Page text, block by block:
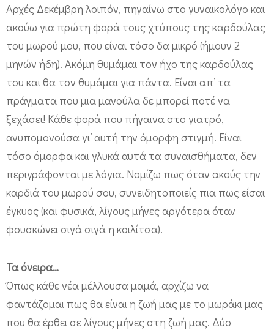
ή
ν
ε
ς
τ
ώ
ρ
…
Αρχές Δεκέμβρη λοιπόν, πηγαίνω στο γυναικολόγο και
ακούω για πρώτη φορά τους χτύπους της καρδούλας
του μωρού μου, που είναι τόσο δα μικρό (ήμουν 2
μηνών ήδη). Ακόμη θυμάμαι τον ήχο της καρδούλας
του και θα τον θυμάμαι για πάντα. Είναι απ’ τα
πράγματα που μια μανούλα δε μπορεί ποτέ να
ξεχάσει! Κάθε φορά που πήγαινα στο γιατρό,
ανυπομονούσα γι’ αυτή την όμορφη στιγμή. Είναι
τόσο όμορφα και γλυκά αυτά τα συναισθήματα, δεν
περιγράφονται με λόγια. Νομίζω πως όταν ακούς την
καρδιά του μωρού σου, συνειδητοποιείς πια πως είσαι
έγκυος (και φυσικά, λίγους μήνες αργότερα όταν
φουσκώνει σιγά σιγά η κοιλίτσα).
Τα όνειρα…
Όπως κάθε νέα μέλλουσα μαμά, αρχίζω να
φαντάζομαι πως θα είναι η ζωή μας με το μωράκι μας
που θα έρθει σε λίγους μήνες στη ζωή μας. Δύο